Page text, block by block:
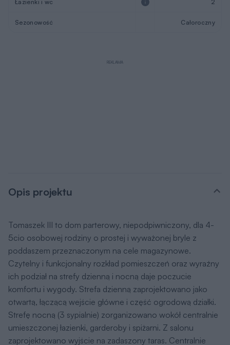
Łazienki i wc 2
Sezonowość Całoroczny
REKLAMA
Opis projektu
Tomaszek III to dom parterowy, niepodpiwniczony, dla 4-
5cio osobowej rodziny o prostej i wyważonej bryle z
poddaszem przeznaczonym na cele magazynowe.
Czytelny i funkcjonalny rozkład pomieszczeń oraz wyraźny
ich podział na strefy dzienną i nocną daje poczucie
komfortu i wygody. Strefa dzienną zaprojektowano jako
otwartą, łączącą wejście główne i część ogrodową działki.
Strefę nocną (3 sypialnie) zorganizowano wokół centralnie
umieszczonej łazienki, garderoby i spiżarni. Z salonu
zaprojektowano wyjście na zadaszony taras. Centralnie